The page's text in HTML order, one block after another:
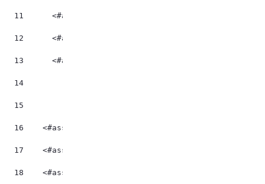
11
<#assign journalArticle =
12
<#assign document =
13
<#assign rootElement =
14
15
16
<#assign xPathSelector =
17
<#assign illustration =
18
<#assign xPathSelector =